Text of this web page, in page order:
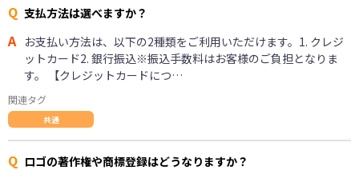
Q 支払方法は選べますか？
A お支払い方法は、以下の2種類をご利用いただけます。1. クレジ
ットカード2. 銀行振込※振込手数料はお客様のご負担となりま
す。 【クレジットカードにつ…
関連タグ
共通
Q ロゴの著作権や商標登録はどうなりますか？